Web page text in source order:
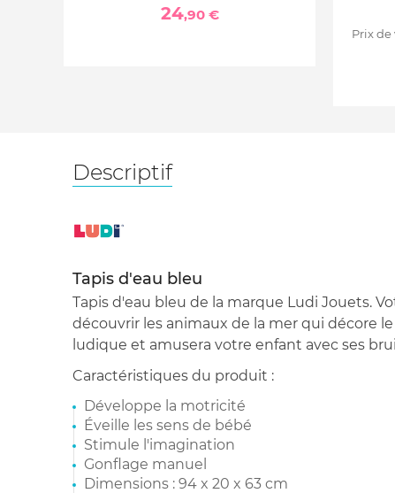
24,90 €
Prix
Descriptif
Tapis d'eau bleu
Tapis d'eau bleu de la marque Ludi Jouets.
découvrir les animaux de la mer qui décore
ludique et amusera votre enfant avec ses
Caractéristiques du produit :
Développe la motricité
Éveille les sens de bébé
Stimule l'imagination
Gonflage manuel
Dimensions : 94 x 20 x 63 cm